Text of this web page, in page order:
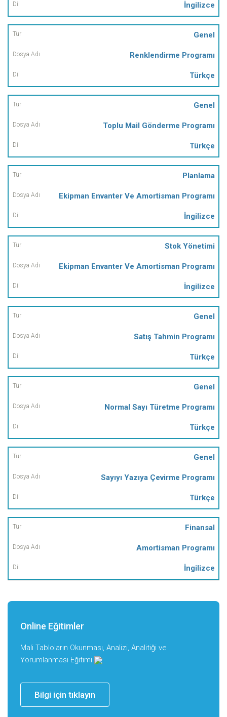
İngilizce
Genel
Renklendirme Programı
Türkçe
Genel
Toplu Mail Gönderme Programı
Türkçe
Planlama
Ekipman Envanter Ve Amortisman Programı
İngilizce
Stok Yönetimi
Ekipman Envanter Ve Amortisman Programı
İngilizce
Genel
Satış Tahmin Programı
Türkçe
Genel
Normal Sayı Türetme Programı
Türkçe
Genel
Sayıyı Yazıya Çevirme Programı
Türkçe
Finansal
Amortisman Programı
İngilizce
Online Eğitimler
Mali Tabloların Okunması, Analizi, Analitiği ve
Yorumlanması Eğitimi
Bilgi için tıklayın